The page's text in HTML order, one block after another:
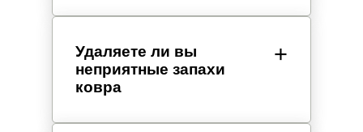
Удаляете ли вы
неприятные запахи
ковра